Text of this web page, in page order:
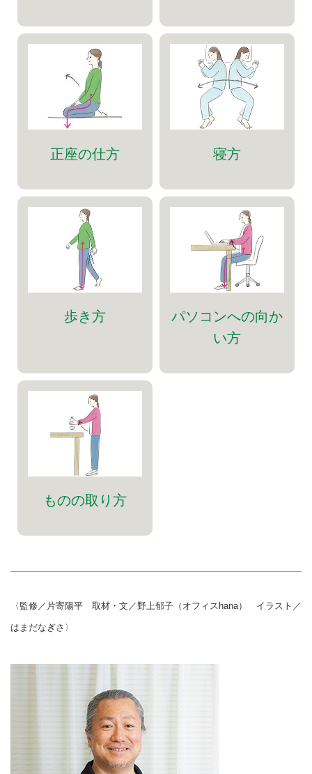
正座の仕方 寝方
歩き方
パソコンへの向か
い方
ものの取り方
〈監修／片寄陽平 取材・文／野上郁子（オフィスhana） イラスト／
はまだなぎさ〉